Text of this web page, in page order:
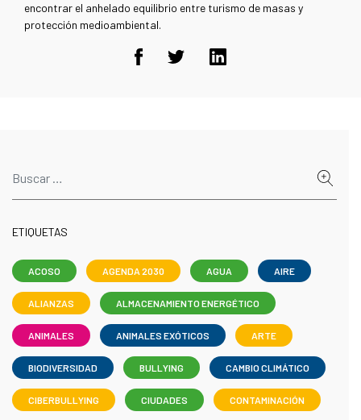
encontrar el anhelado equilibrio entre turismo de masas y
protección medioambiental.
ETIQUETAS
ACOSO AGENDA 2030 AGUA AIRE
ALIANZAS ALMACENAMIENTO ENERGÉTICO
ANIMALES ANIMALES EXÓTICOS ARTE
BIODIVERSIDAD BULLYING CAMBIO CLIMÁTICO
CIBERBULLYING CIUDADES CONTAMINACIÓN